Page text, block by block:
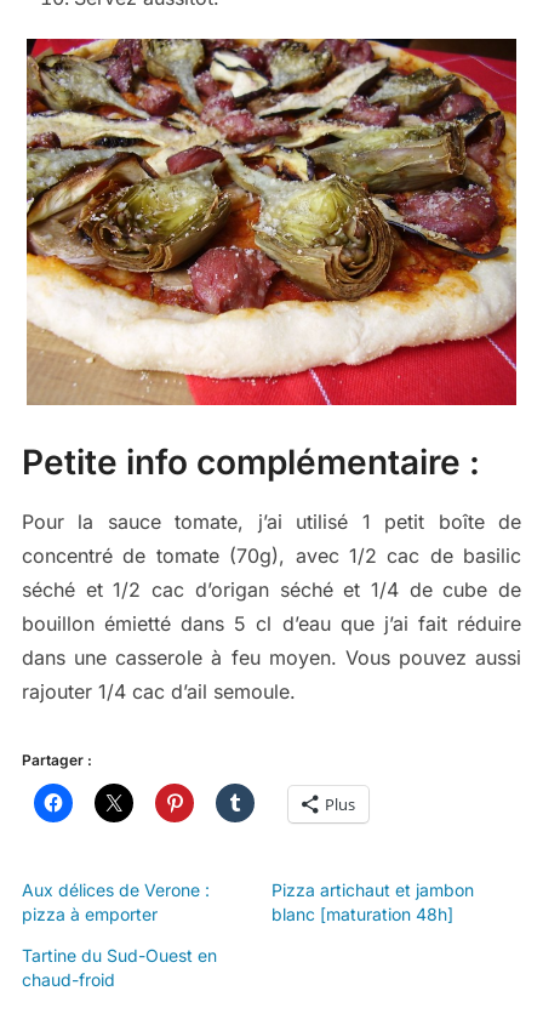
Petite info complémentaire :
Pour la sauce tomate, j’ai utilisé 1 petit boîte de
concentré de tomate (70g), avec 1/2 cac de basilic
séché et 1/2 cac d’origan séché et 1/4 de cube de
bouillon émietté dans 5 cl d’eau que j’ai fait réduire
dans une casserole à feu moyen. Vous pouvez aussi
rajouter 1/4 cac d’ail semoule.
Partager :
Plus
Aux délices de Verone :
pizza à emporter
Pizza artichaut et jambon
blanc [maturation 48h]
Tartine du Sud-Ouest en
chaud-froid